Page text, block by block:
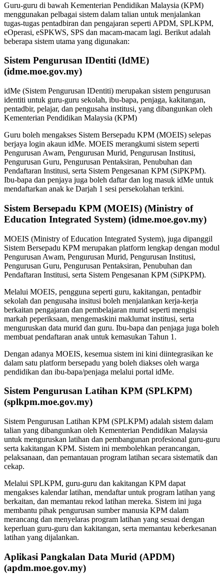
Guru-guru di bawah Kementerian Pendidikan Malaysia (KPM)
menggunakan pelbagai sistem dalam talian untuk menjalankan
tugas-tugas pentadbiran dan pengajaran seperti APDM, SPLKPM,
eOperasi, eSPKWS, SPS dan macam-macam lagi. Berikut adalah
beberapa sistem utama yang digunakan:
Sistem Pengurusan IDentiti (IdME)
(idme.moe.gov.my)
idMe (Sistem Pengurusan IDentiti) merupakan sistem pengurusan
identiti untuk guru-guru sekolah, ibu-bapa, penjaga, kakitangan,
pentadbir, pelajar, dan pengusaha institusi, yang dibangunkan oleh
Kementerian Pendidikan Malaysia (KPM)
Guru boleh mengakses Sistem Bersepadu KPM (MOEIS) selepas
berjaya login akaun idMe. MOEIS merangkumi sistem seperti
Pengurusan Awam, Pengurusan Murid, Pengurusan Institusi,
Pengurusan Guru, Pengurusan Pentaksiran, Penubuhan dan
Pendaftaran Institusi, serta Sistem Pengesanan KPM (SiPKPM).
Ibu-bapa dan penjaya juga boleh daftar dan log masuk idMe untuk
mendaftarkan anak ke Darjah 1 sesi persekolahan terkini.
Sistem Bersepadu KPM (MOEIS) (Ministry of
Education Integrated System) (idme.moe.gov.my)
MOEIS (Ministry of Education Integrated System), juga dipanggil
Sistem Bersepadu KPM merupakan platform lengkap dengan modul
Pengurusan Awam, Pengurusan Murid, Pengurusan Institusi,
Pengurusan Guru, Pengurusan Pentaksiran, Penubuhan dan
Pendaftaran Institusi, serta Sistem Pengesanan KPM (SiPKPM).
Melalui MOEIS, pengguna seperti guru, kakitangan, pentadbir
sekolah dan pengusaha insitusi boleh menjalankan kerja-kerja
berkaitan pengajaran dan pembelajaran murid seperti mengisi
markah peperiksaan, mengemaskini maklumat institusi, serta
menguruskan data murid dan guru. Ibu-bapa dan penjaga juga boleh
membuat pendaftaran anak untuk kemasukan Tahun 1.
Dengan adanya MOEIS, kesemua sistem ini kini diintegrasikan ke
dalam satu platform bersepadu yang boleh diakses oleh warga
pendidikan dan ibu-bapa/penjaga melalui portal idMe.
Sistem Pengurusan Latihan KPM (SPLKPM)
(splkpm.moe.gov.my)
Sistem Pengurusan Latihan KPM (SPLKPM) adalah sistem dalam
talian yang dibangunkan oleh Kementerian Pendidikan Malaysia
untuk menguruskan latihan dan pembangunan profesional guru-guru
serta kakitangan KPM. Sistem ini membolehkan perancangan,
pelaksanaan, dan pemantauan program latihan secara sistematik dan
cekap.
Melalui SPLKPM, guru-guru dan kakitangan KPM dapat
mengakses kalendar latihan, mendaftar untuk program latihan yang
berkaitan, dan memantau rekod latihan mereka. Sistem ini juga
membantu pihak pengurusan sumber manusia KPM dalam
merancang dan menyelaras program latihan yang sesuai dengan
keperluan guru-guru dan kakitangan, serta memantau keberkesanan
latihan yang dijalankan.
Aplikasi Pangkalan Data Murid (APDM)
(apdm.moe.gov.my)